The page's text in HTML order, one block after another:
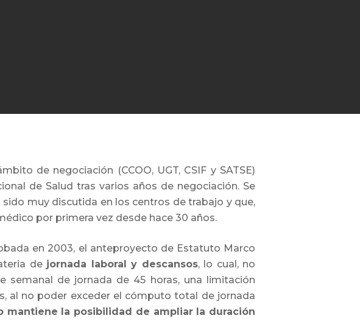
de negociación (CCOO, UGT, CSIF y SATSE)
de Salud tras varios años de negociación. Se
muy discutida en los centros de trabajo y que,
por primera vez desde hace 30 años.
en 2003, el anteproyecto de Estatuto Marco
de jornada laboral y descansos, lo cual, no
semanal de jornada de 45 horas, una limitación
al no poder exceder el cómputo total de jornada
mantiene la posibilidad de ampliar la duración